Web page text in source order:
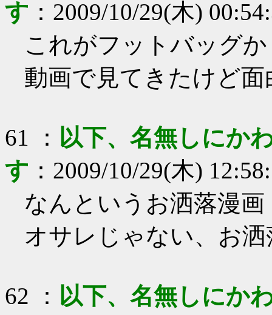
す ： 2009/10/29(木)
これがフットバッグか
動画で見てきたけど
61 ： 以下、名無しにか
す ： 2009/10/29(木)
なんというお洒落漫画
オサレじゃない、お洒
62 ： 以下、名無しにか